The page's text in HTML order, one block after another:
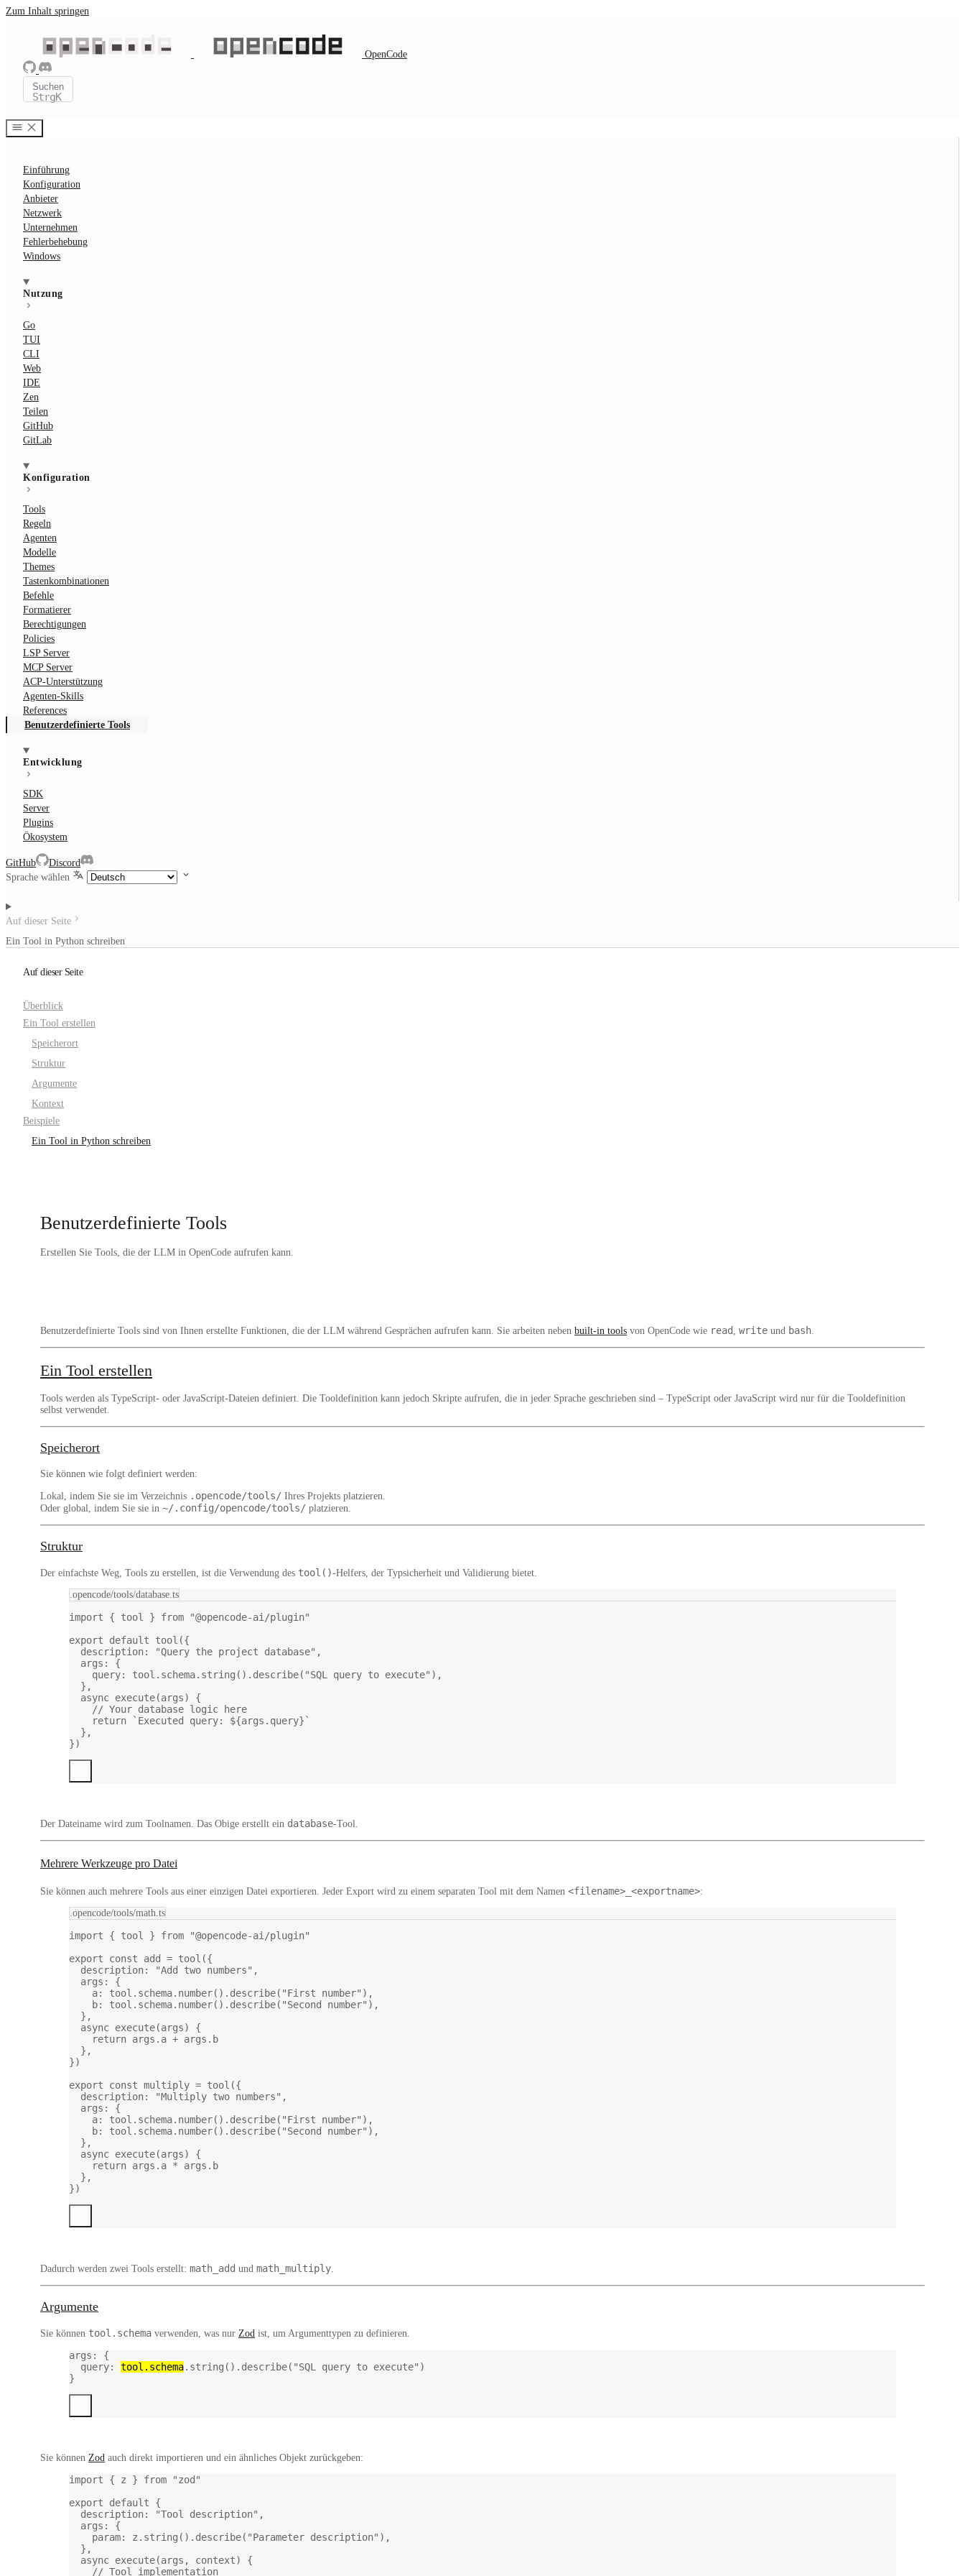
Zum Inhalt springen
OpenCode
Suchen
StrgK
Einführung
Konfiguration
Anbieter
Netzwerk
Unternehmen
Fehlerbehebung
Windows
Nutzung
Go
TUI
CLI
Web
IDE
Zen
Teilen
GitHub
GitLab
Konfiguration
Tools
Regeln
Agenten
Modelle
Themes
Tastenkombinationen
Befehle
Formatierer
Berechtigungen
Policies
LSP Server
MCP Server
ACP-Unterstützung
Agenten-Skills
References
Benutzerdefinierte Tools
Entwicklung
SDK
Server
Plugins
Ökosystem
GitHub
Discord
Sprache wählen
Auf dieser Seite
Ein Tool in Python schreiben
Auf dieser Seite
Überblick
Ein Tool erstellen
Speicherort
Struktur
Argumente
Kontext
Beispiele
Ein Tool in Python schreiben
Benutzerdefinierte Tools
Erstellen Sie Tools, die der LLM in OpenCode aufrufen kann.
Benutzerdefinierte Tools sind von Ihnen erstellte Funktionen, die der LLM während Gesprächen aufrufen kann. Sie arbeiten neben built-in tools von OpenCode wie read write und bash
Ein Tool erstellen
Tools werden als TypeScript- oder JavaScript-Dateien definiert. Die Tooldefinition kann jedoch Skripte aufrufen, die in jeder Sprache geschrieben sind – TypeScript oder JavaScript wird nur für die Tooldefinition
selbst verwendet.
Speicherort
Sie können wie folgt definiert werden:
Lokal, indem Sie sie im Verzeichnis .opencode/tools/ Ihres Projekts platzieren.
Oder global, indem Sie sie in ~/.config/opencode/tools/ platzieren.
Struktur
Der einfachste Weg, Tools zu erstellen, ist die Verwendung des tool()-Helfers, der Typsicherheit und Validierung bietet.
.opencode/tools/database.ts
import { tool } from
"@opencode-ai/plugin"
export
default tool ({
description:
"Query the project database" ,
args: {
query: tool.schema. string (). describe( "SQL query to execute" ),
},
async execute(args) {
// Your database logic here
return
`Executed query: ${args . query}`
},
})
Der Dateiname wird zum Toolnamen. Das Obige erstellt ein database-Tool.
Mehrere Werkzeuge pro Datei
Sie können auch mehrere Tools aus einer einzigen Datei exportieren. Jeder Export wird zu einem separaten Tool mit dem Namen <filename>_<exportname>:
.opencode/tools/math.ts
import { tool } from
"@opencode-ai/plugin"
export
const add = tool ({
description:
"Add two numbers" ,
args: {
a: tool.schema. number(). describe( "First number" ),
b: tool.schema. number(). describe( "Second number" ),
},
async execute(args) {
return args.a + args.b
},
})
export
const multiply = tool ({
description:
"Multiply two numbers" ,
args: {
a: tool.schema. number(). describe( "First number" ),
b: tool.schema. number(). describe( "Second number" ),
},
async execute(args) {
return args.a * args.b
},
})
Dadurch werden zwei Tools erstellt: math_add und math_multiply
Argumente
Sie können tool.schema verwenden, was nur Zod ist, um Argumenttypen zu definieren.
args : {
query: tool.schema. string (). describe( "SQL query to execute" )
}
Sie können Zod auch direkt importieren und ein ähnliches Objekt zurückgeben:
import { z } from
"zod"
export
default {
description:
"Tool description" ,
args: {
param: z. string (). describe( "Parameter description" ),
},
async execute(args , context) {
// Tool implementation